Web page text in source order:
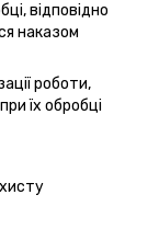
відповідно
наказом
роботи,
їх обробці